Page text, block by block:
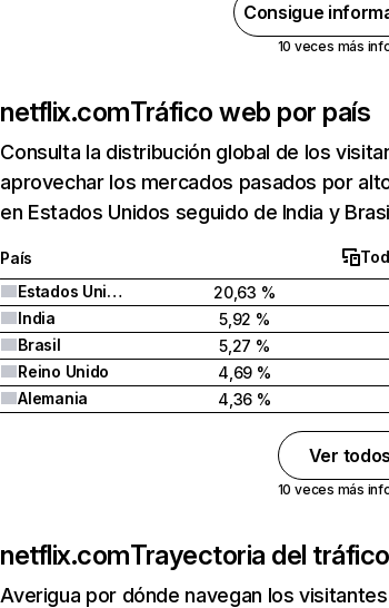
Consigue
10 veces más
netflix.comTráfico web por país
Consulta la distribución global de los
aprovechar los mercados pasados por
en Estados Unidos seguido de India y
País
Estados Unidos
20,63 %
India
5,92 %
Brasil
5,27 %
Reino Unido
4,69 %
Alemania
4,36 %
Ver
10 veces más
netflix.comTrayectoria del
Averigua por dónde navegan los